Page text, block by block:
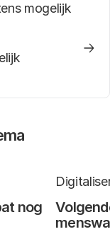
mogelijk
nog